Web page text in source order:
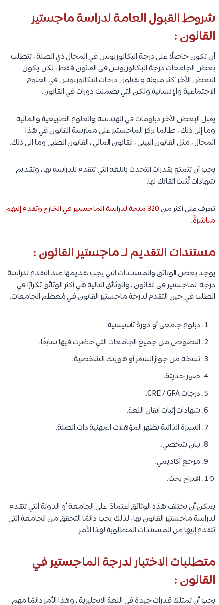
شروط القبول العامة لدراسة ماجستير
القانون :
أن تكون حاصلًا على درجة البكالوريوس في المجال ذي الصلة ، تتطلب
بعض الجامعات درجة البكالوريوس في القانون فقط ، لكن يكون
البعض الآخر أكثر مرونة ويقبلون درجات البكالوريوس في العلوم
الاجتماعية والإنسانية ولكن التي تضمنت دورات في القانون.
يقبل البعض الآخر دبلومات في الهندسة والعلوم الطبيعية والمالية
وما إلى ذلك ، طالما يركز الماجستير على ممارسة القانون في هذا
المجال ، مثل القانون البيئي ، القانون المالي ، القانون الطبي وما الى ذلك.
يجب أن تتمتع بقدرات التحدث باللغة التي تتقدم للدراسة بها ، وتقديم
شهادات تُثبت اتقانك لها.
تعرف على أكثر من
320 منحة لدراسة الماجستير في الخارج وتقدم إليهم
مباشرةً.
مستندات التقديم لـ ماجستير القانون :
يوجد بعض الوثائق والمستندات التي يجب تقديمها عند التقدم لدراسة
درجة الماجستير في القانون ، والوثائق التالية هي أكثر الوثائق تكرارًا في
الطلب في حين التقدم لدرجة ماجستير القانون في مُعظم الجامعات.
دبلوم جامعي أو دورة تأسيسية.
النصوص من جميع الجامعات التي حضرت فيها سابقًا.
نسخة من جواز السفر أو هويتك الشخصية.
صور حديثة.
درجات GRE / GPA.
شهادات إثبات اتقان اللغة.
السيرة الذاتية تظهر المؤهلات المهنية ذات الصلة.
بيان شخصي.
مرجع أكاديمي.
اقتراح بحث.
يمكن أن تختلف هذه الوثائق اعتمادًا على الجامعة أو الدولة التي تتقدم
لدراسة ماجستير القانون بها ، لذلك يجب دائمًا التحقق من الجامعة التي
تتقدم إليها عن المستندات المطلوبة لهذا الأمر.
متطلبات الاختبار لدرجة الماجستير في
القانون :
يجب أن تمتلك قدرات جيدة في اللغة الانجليزية ، وهذا الأمر دائمًا مهم